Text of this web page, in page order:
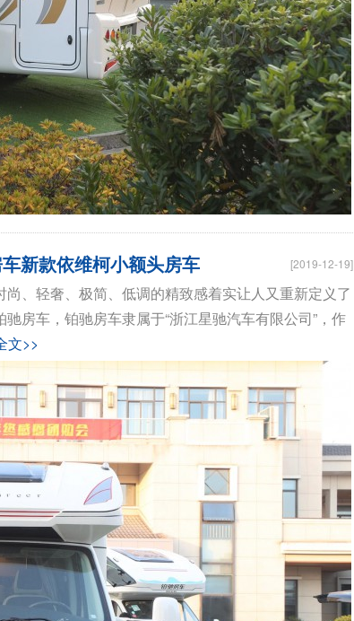
新款依维柯小额头房车 [2019-12-19]
、轻奢、极简、低调的精致感着实让人又重新定义了
房车，铂驰房车隶属于“浙江星驰汽车有限公司”，作
文>>